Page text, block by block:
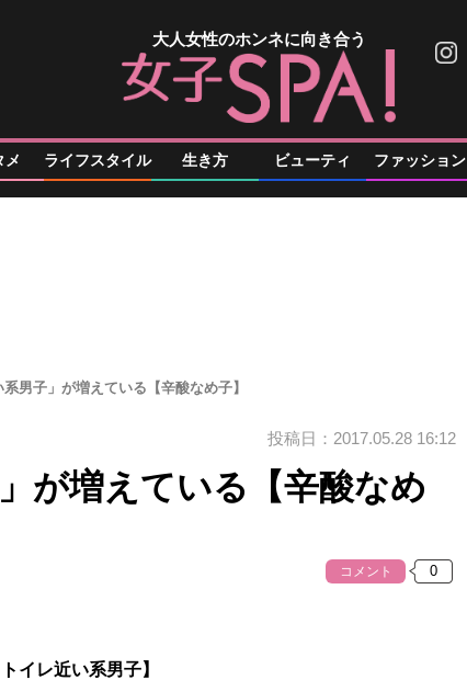
大人女性のホンネに向き合う
メ ライフスタイル 生き方 ビューティ ファッション
系男子」が増えている【辛酸なめ子】
投稿日：2017.05.28 16:12
が増えている【辛酸なめ
コメント
イレ近い系男子】